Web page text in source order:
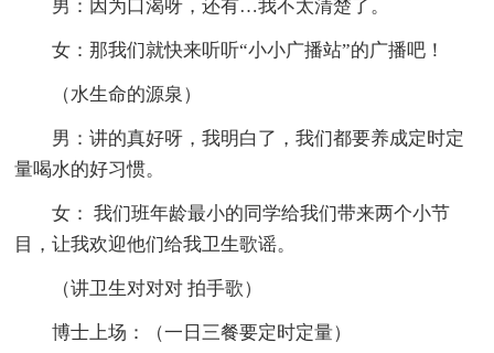
男：因为口渴呀，还有…我不太清楚了。
女：那我们就快来听听“小小广播站”的广播吧！
（水生命的源泉）
男：讲的真好呀，我明白了，我们都要养成定时定
量喝水的好习惯。
女： 我们班年龄最小的同学给我们带来两个小节
目，让我欢迎他们给我卫生歌谣。
（讲卫生对对对 拍手歌）
博士上场：（一日三餐要定时定量）